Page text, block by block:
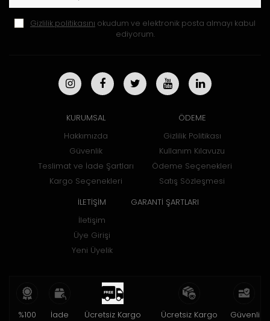
Gizlilik politikasını okudum ve elektronik posta almayı kabul
ediyorum.
KURUMSAL
Hakkımızda
Güvenlik
Teslimat ve İade Şartları
Kargo Seçenekleri
ÖDEME
Gizlilik Politikası
Kullanım Kılavuzu
Ödeme Seçenekleri
Satış Sözleşmesi
İLETİŞİM
İletişim
Üye Girişi
Yeni Üyelik
GARANTİ ŞARTLARI
%100
İade
Ücretsiz Kargo Ücretsiz Kargo
Güvenli